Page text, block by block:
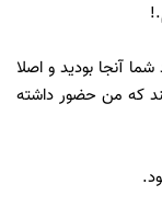
آنجا بودید و اصلا
که من حضور داشته